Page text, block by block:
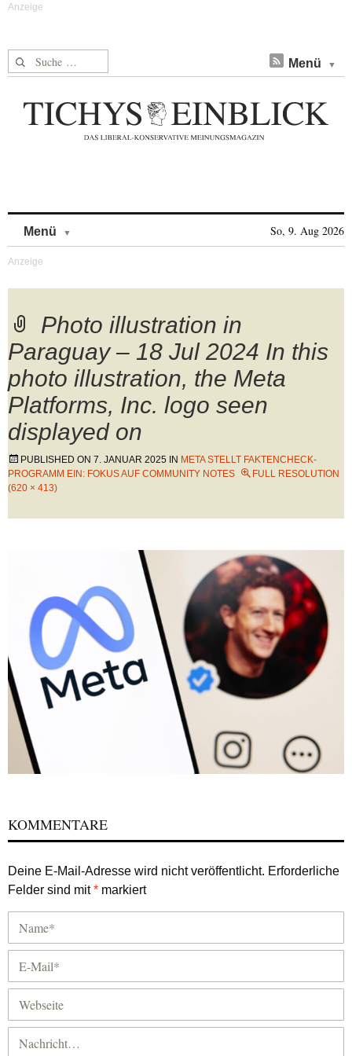
Suche nach: Menü
Menü So, 9. Aug 2026
Photo illustration in
Paraguay – 18 Jul 2024 In this
photo illustration, the Meta
Platforms, Inc. logo seen
displayed on
PUBLISHED ON 7. JANUAR 2025 IN META STELLT FAKTENCHECK-
PROGRAMM EIN: FOKUS AUF COMMUNITY NOTES
FULL RESOLUTION
(620 × 413)
KOMMENTARE
Deine E-Mail-Adresse wird nicht veröffentlicht. Erforderliche
Felder sind mit* markiert